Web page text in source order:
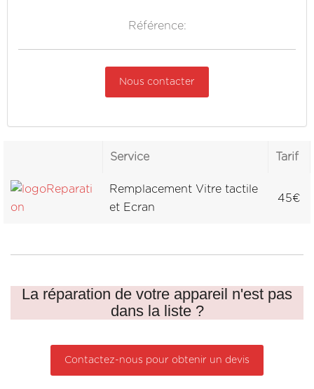
Référence:
Nous contacter
Service Tarif
Remplacement Vitre tactile
et Ecran
45€
La réparation de votre appareil n'est pas
dans la liste ?
Contactez-nous pour obtenir un devis